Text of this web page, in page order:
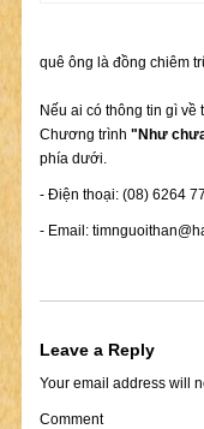
quê ông là đồng chiêm
Nếu ai có thông tin gì
Chương trình "Như
phía dưới.
- Điện thoại: (08) 6264
- Email:
Leave a Reply
Your email address will
Comment